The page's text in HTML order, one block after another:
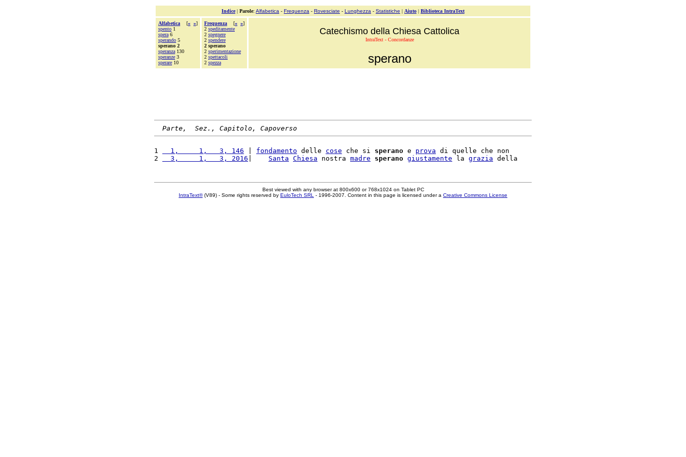
Indice| Parole: Alfabetica - Frequenza - Rovesciate - Lunghezza - Statistiche | Aiuto | Biblioteca IntraText
Alfabetica [« »]
spento 1
spera 6
sperando 5
sperano 2
speranza 130
speranze 3
sperare 10
Frequenza [« »]
2 speditamente
2 spegnere
2 spendere
2 sperano
2 sperimentazione
2 spettacoli
2 spezza
Catechismo della Chiesa Cattolica
IntraText - Concordanze
sperano
Parte,  Sez., Capitolo, Capoverso
1
  1,     1,   3, 146
fondamento delle cose che si sperano e prova di quelle che non
2
  3,     1,   3, 2016
Santa Chiesa nostra madre sperano giustamente la grazia
Best viewed with any browser at 800x600 or 768x1024 on Tablet PC
IntraText®(V89) - Some rights reserved by EuloTech SRL - 1996-2007. Content in this page is licensed under a Creative Commons License